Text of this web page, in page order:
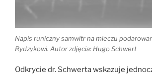
Napis runiczny samwitr na mieczu
Rydzykowi. Autor zdjęcia: Hugo Schwert
Odkrycie dr. Schwerta wskazuje